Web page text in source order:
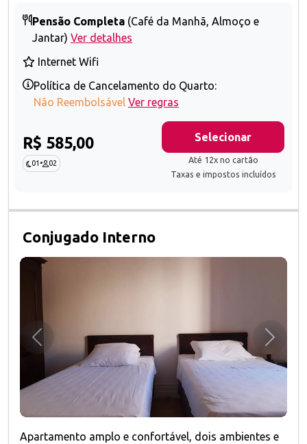
Pensão Completa (Café da Manhã, Almoço e
Jantar) Ver detalhes
Internet Wifi
Política de Cancelamento do Quarto:
Não Reembolsável Ver regras
R$ 585,00
01 • 02
Selecionar
Até 12x no cartão
Taxas e impostos incluídos
Conjugado Interno
Anterior
Apartamento amplo e confortável, dois ambientes e